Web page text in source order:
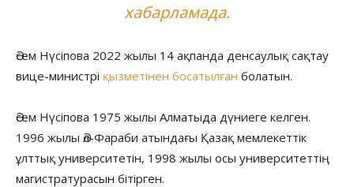
хабарламада.
Әсем Нүсіпова 2022 жылы 14 ақпанда денсаулық сақтау
вице-министрі қызметінен босатылған болатын.
Әсем Нүсіпова 1975 жылы Алматыда дүниеге келген.
1996 жылы Әл-Фараби атындағы Қазақ мемлекеттік
ұлттық университетін, 1998 жылы осы университеттің
магистратурасын бітірген.